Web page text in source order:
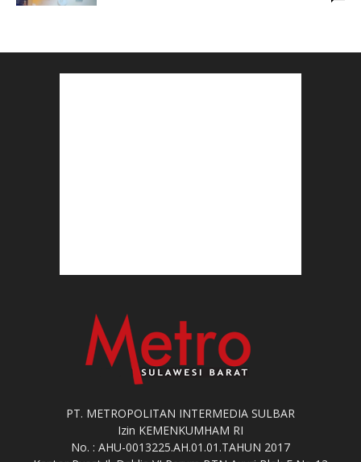
PT. METROPOLITAN INTERMEDIA SULBAR
Izin KEMENKUMHAM RI
No. : AHU-0013225.AH.01.01.TAHUN 2017